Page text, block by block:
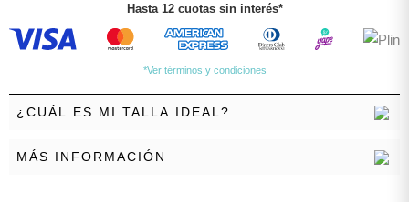
Hasta 12 cuotas sin interés*
*Ver términos y condiciones
¿CUÁL ES MI TALLA IDEAL?
MÁS INFORMACIÓN